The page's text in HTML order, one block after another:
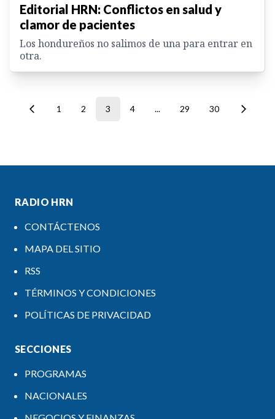
Editorial HRN: Conflictos en salud y
clamor de pacientes
Los hondureños no salimos de una para entrar en
otra.
1 2 3 4 ... 29 30
RADIO HRN
CONTÁCTENOS
MAPA DEL SITIO
RSS
TÉRMINOS Y CONDICIONES
POLÍTICAS DE PRIVACIDAD
SECCIONES
PROGRAMAS
NACIONALES